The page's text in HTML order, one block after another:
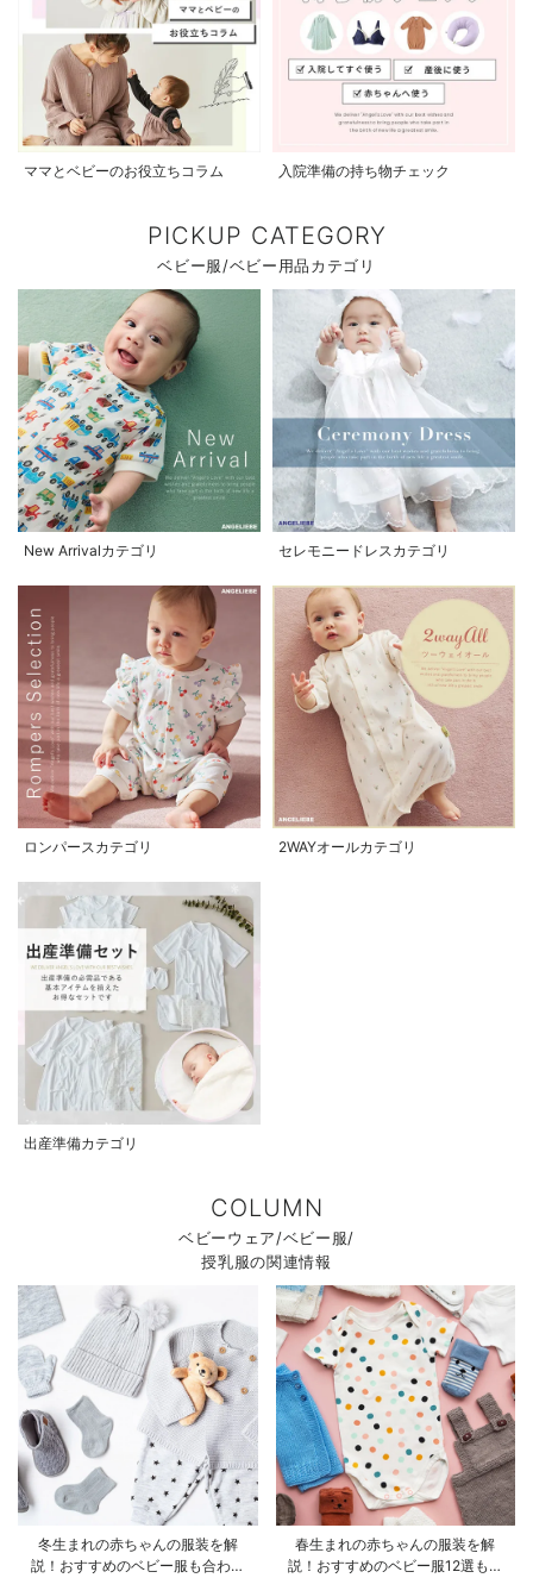
ママとベビーのお役立ちコラム 入院準備の持ち物チェック
PICKUP CATEGORY
ベビー服/ベビー用品カテゴリ
New Arrivalカテゴリ セレモニードレスカテゴリ
ロンパースカテゴリ 2WAYオールカテゴリ
出産準備カテゴリ
COLUMN
ベビーウェア/ベビー服/
授乳服の関連情報
冬生まれの赤ちゃんの服装を解
説！おすすめのベビー服も合わせ
春生まれの赤ちゃんの服装を解
説！おすすめのベビー服12選も合